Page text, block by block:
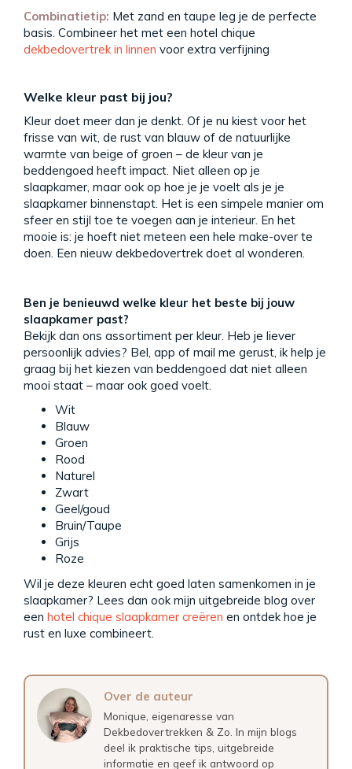
Combinatietip: Met zand en taupe leg je de perfecte
basis. Combineer het met een hotel chique
dekbedovertrek in linnen voor extra verfijning
Welke kleur past bij jou?
Kleur doet meer dan je denkt. Of je nu kiest voor het
frisse van wit, de rust van blauw of de natuurlijke
warmte van beige of groen – de kleur van je
beddengoed heeft impact. Niet alleen op je
slaapkamer, maar ook op hoe je je voelt als je je
slaapkamer binnenstapt. Het is een simpele manier om
sfeer en stijl toe te voegen aan je interieur. En het
mooie is: je hoeft niet meteen een hele make-over te
doen. Een nieuw dekbedovertrek doet al wonderen.
Ben je benieuwd welke kleur het beste bij jouw
slaapkamer past?
Bekijk dan ons assortiment per kleur. Heb je liever
persoonlijk advies? Bel, app of mail me gerust, ik help je
graag bij het kiezen van beddengoed dat niet alleen
mooi staat – maar ook goed voelt.
Wit
Blauw
Groen
Rood
Naturel
Zwart
Geel/goud
Bruin/Taupe
Grijs
Roze
Wil je deze kleuren echt goed laten samenkomen in je
slaapkamer? Lees dan ook mijn uitgebreide blog over
een hotel chique slaapkamer creëren en ontdek hoe je
rust en luxe combineert.
Over de auteur
Monique, eigenaresse van
Dekbedovertrekken & Zo. In mijn blogs
deel ik praktische tips, uitgebreide
informatie en geef ik antwoord op